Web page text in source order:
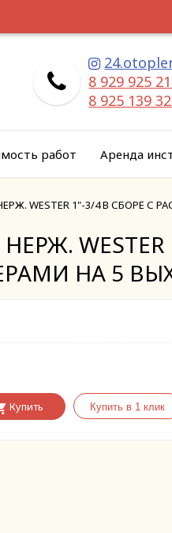
8 929 925
8 925 139
работ Аренда
WESTER 1"-3/4 В СБОРЕ С
НА 5
Купить